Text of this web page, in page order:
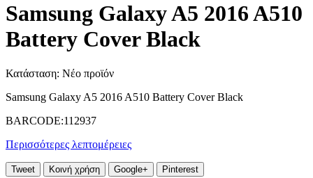
Samsung Galaxy A5 2016 A510
Battery Cover Black
Κατάσταση: Νέο προϊόν
Samsung Galaxy A5 2016 A510 Battery Cover Black
BARCODE:112937
Περισσότερες λεπτομέρειες
Tweet Κοινή χρήση Google+ Pinterest